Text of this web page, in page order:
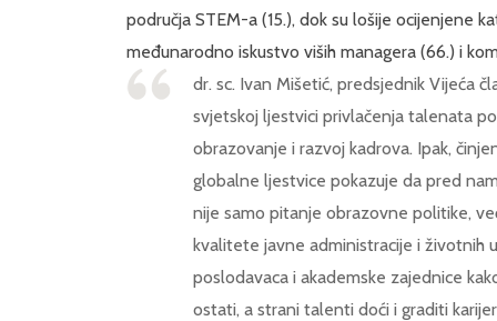
područja STEM-a (15.), dok su lošije ocijenjene
međunarodno iskustvo viših managera (66.) i
dr. sc. Ivan Mišetić, predsjednik Vijeća
svjetskoj ljestvici privlačenja talenata
obrazovanje i razvoj kadrova. Ipak,
globalne ljestvice pokazuje da pred
nije samo pitanje obrazovne politike,
kvalitete javne administracije i životnih
poslodavaca i akademske zajednice
ostati, a strani talenti doći i graditi